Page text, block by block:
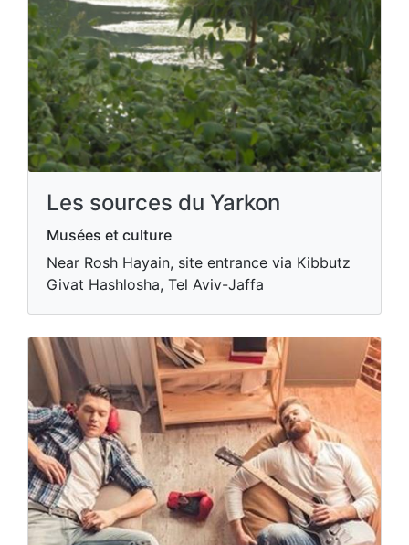
Les sources du Yarkon
Musées et culture
Near Rosh Hayain, site entrance via Kibbutz
Givat Hashlosha, Tel Aviv-Jaffa